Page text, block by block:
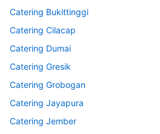
Catering Bukittinggi
Catering Cilacap
Catering Dumai
Catering Gresik
Catering Grobogan
Catering Jayapura
Catering Jember